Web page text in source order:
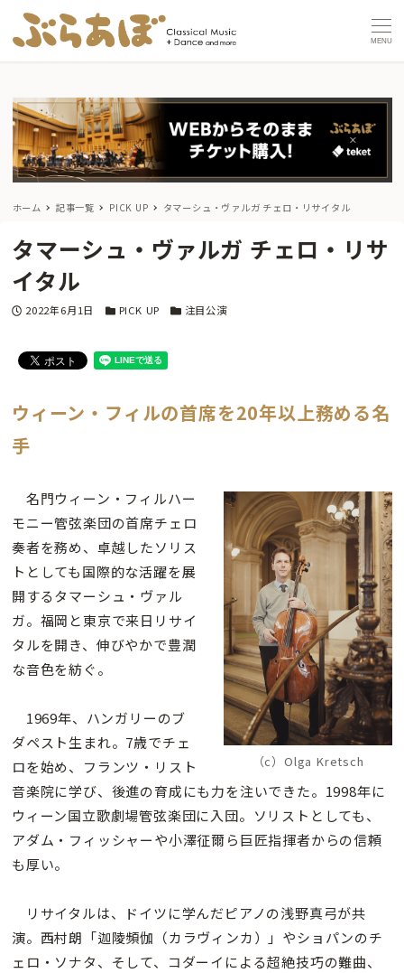
MENU
ホーム 記事一覧 PICK UP タマーシュ・ヴァルガ チェロ・リサイタル
タマーシュ・ヴァルガ チェロ・リサ
イタル
投稿日
2022年6月1日 カテゴリー
PICK UP カテゴリー
注目公演
ウィーン・フィルの首席を20年以上務める名
手
（c）Olga Kretsch
名門ウィーン・フィルハー
モニー管弦楽団の首席チェロ
奏者を務め、卓越したソリス
トとしても国際的な活躍を展
開するタマーシュ・ヴァル
ガ。福岡と東京で来日リサイ
タルを開き、伸びやかで豊潤
な音色を紡ぐ。
1969年、ハンガリーのブ
ダペスト生まれ。7歳でチェ
ロを始め、フランツ・リスト
音楽院に学び、後進の育成にも力を注いできた。1998年に
ウィーン国立歌劇場管弦楽団に入団。ソリストとしても、
アダム・フィッシャーや小澤征爾ら巨匠指揮者からの信頼
も厚い。
リサイタルは、ドイツに学んだピアノの浅野真弓が共
演。西村朗「迦陵頻伽（カラヴィンカ）」やショパンのチ
ェロ・ソナタ、そして、コダーイによる超絶技巧の難曲、